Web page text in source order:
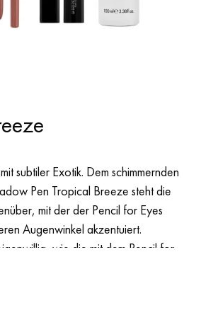
subtiler Exotik. Dem schimmernden
Pen Tropical Breeze steht die
mit der der Pencil for Eyes
Augenwinkel akzentuiert.
wie die mit dem Pencil for